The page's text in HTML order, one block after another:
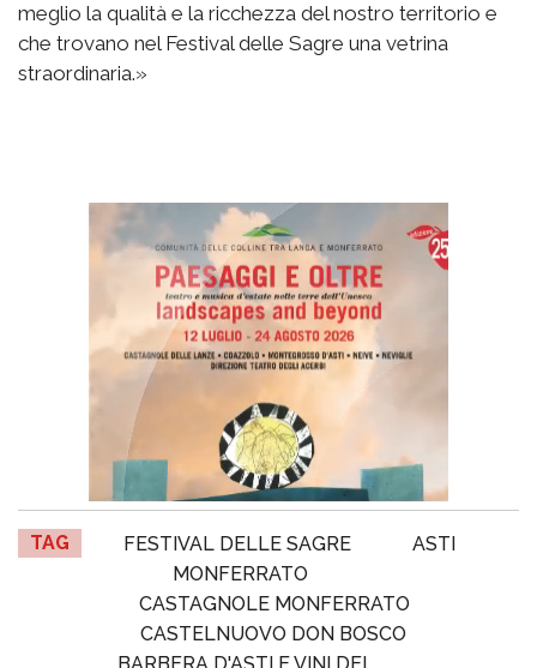
meglio la qualità e la ricchezza del nostro territorio e
che trovano nel Festival delle Sagre una vetrina
straordinaria.»
TAG FESTIVAL DELLE SAGRE
ASTI
MONFERRATO
CASTAGNOLE MONFERRATO
CASTELNUOVO DON BOSCO